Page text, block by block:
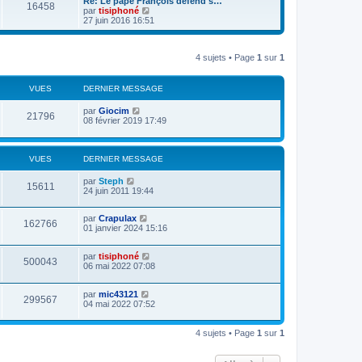
r
n
i
e
s
s
a
g
e
e
e
r
s
g
16458
par tisiphoné
o
i
e
r
e
r
m
e
s
s
a
e
27 juin 2016 16:51
4 sujets • Page 1 sur 1
VUES DERNIER MESSAGE
21796 par Giocim
08 février 2019 17:49
VUES DERNIER MESSAGE
15611 par Steph
24 juin 2011 19:44
162766 par Crapulax
01 janvier 2024 15:16
500043 par tisiphoné
06 mai 2022 07:08
299567 par mic43121
04 mai 2022 07:52
4 sujets • Page 1 sur 1